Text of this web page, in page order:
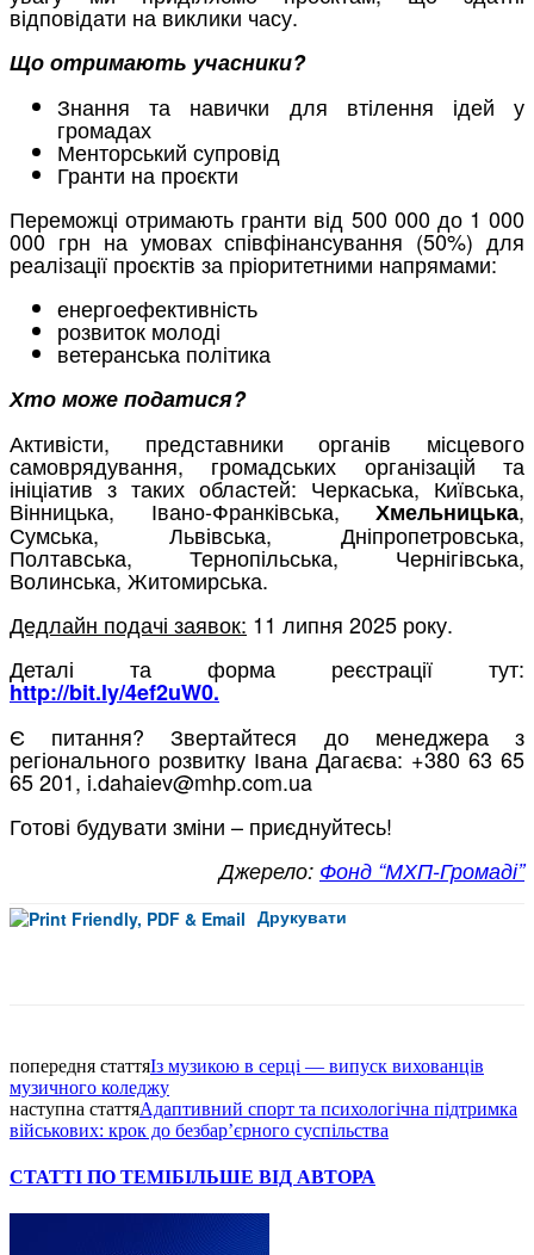
відповідати на виклики часу.
Що отримають учасники?
Знання та навички для втілення ідей у
громадах
Менторський супровід
Гранти на проєкти
Переможці отримають гранти від 500 000 до 1 000
000 грн на умовах співфінансування (50%) для
реалізації проєктів за пріоритетними напрямами:
енергоефективність
розвиток молоді
ветеранська політика
Хто може податися?
Активісти, представники органів місцевого
самоврядування, громадських організацій та
ініціатив з таких областей: Черкаська, Київська,
Вінницька, Івано-Франківська, Хмельницька,
Сумська, Львівська, Дніпропетровська,
Полтавська, Тернопільська, Чернігівська,
Волинська, Житомирська.
Дедлайн подачі заявок: 11 липня 2025 року.
Деталі та форма реєстрації тут:
http://bit.ly/4ef2uW0.
Є питання? Звертайтеся до менеджера з
регіонального розвитку Івана Дагаєва: +380 63 65
65 201, i.dahaiev@mhp.com.ua
Готові будувати зміни – приєднуйтесь!
Джерело: Фонд “МХП-Громаді”
Друкувати
попередня статтяІз музикою в серці — випуск вихованців
музичного коледжу
наступна статтяАдаптивний спорт та психологічна підтримка
військових: крок до безбар’єрного суспільства
СТАТТІ ПО ТЕМІБІЛЬШЕ ВІД АВТОРА